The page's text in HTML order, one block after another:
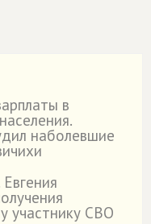
в
наболевшие
участнику СВО